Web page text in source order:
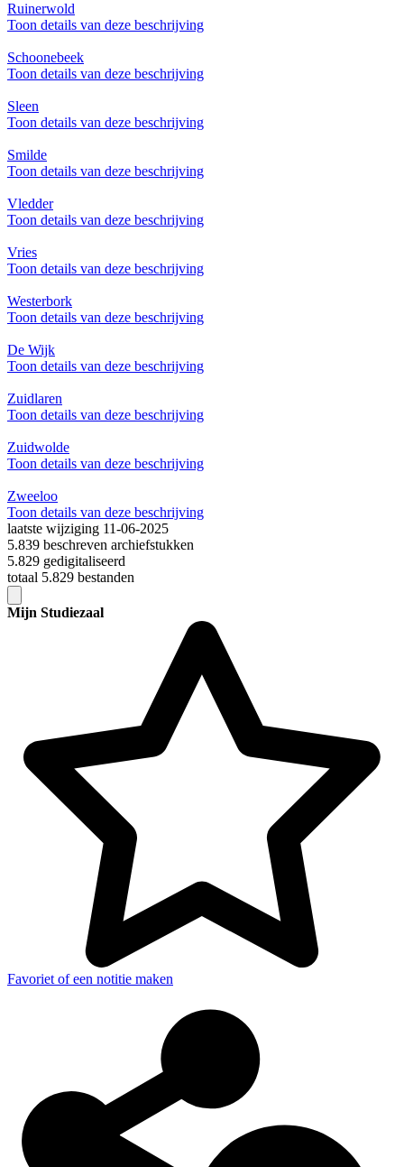
Ruinerwold
Toon details van deze beschrijving
Schoonebeek
Toon details van deze beschrijving
Sleen
Toon details van deze beschrijving
Smilde
Toon details van deze beschrijving
Vledder
Toon details van deze beschrijving
Vries
Toon details van deze beschrijving
Westerbork
Toon details van deze beschrijving
De Wijk
Toon details van deze beschrijving
Zuidlaren
Toon details van deze beschrijving
Zuidwolde
Toon details van deze beschrijving
Zweeloo
Toon details van deze beschrijving
laatste wijziging 11-06-2025
5.839 beschreven archiefstukken
5.829 gedigitaliseerd
totaal 5.829 bestanden
Mijn Studiezaal
Favoriet of een notitie maken